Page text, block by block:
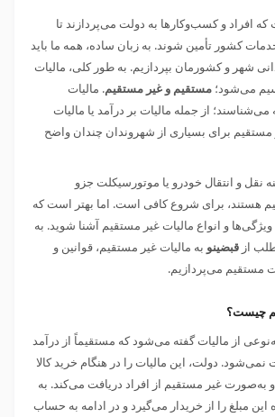
که افراد و کسب‌وکارها به دولت می‌پردازند تا
کشور تأمین شوند. به زبان ساده، همه ما باید
شهر و کشورمان بپردازیم. به طور کلی، مالیات
می‌شود؛ مستقیم و غیر مستقیم. مالیات
می‌شناسند؛ از جمله مالیات بر درآمد یا مالیات
مستقیم برای بسیاری از شهروندان چندان واضح
نقل و انتقال خودرو یا موتورسیکلت جزو
هستند، برای شروع کافی است. اما بهتر است که
و انواع مالیات غیر مستقیم آشنا شوید. به
از قبضینو به مالیات غیر مستقیم، قوانین و
مستقیم می‌پردازیم.
چیست؟
از مالیات گفته می‌شود که مستقیماً از درآمد
نمی‌شود. دولت، این مالیات را در هنگام خرید کالا
به‌صورت غیر مستقیم از افراد دریافت می‌کند. به
این مبلغ را از خریدار می‌گیرد و در ادامه به حساب